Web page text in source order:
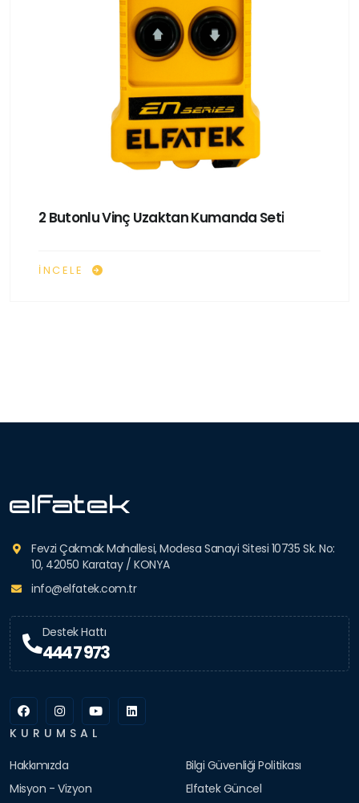
2 Butonlu Vinç Uzaktan Kumanda Seti
İNCELE
Fevzi Çakmak Mahallesi, Modesa Sanayi Sitesi 10735 Sk. No:
10, 42050 Karatay / KONYA
info@elfatek.com.tr
Destek Hattı
444 7 973
KURUMSAL
Hakkımızda
Misyon - Vizyon
Bilgi Güvenliği Politikası
Elfatek Güncel